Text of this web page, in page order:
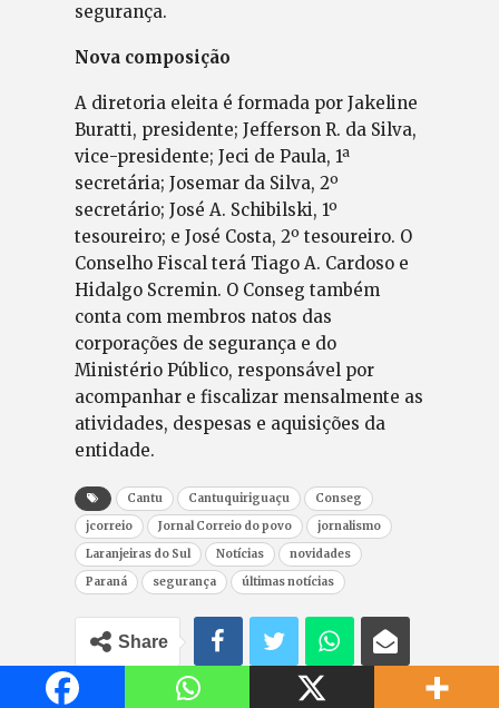
segurança.
Nova composição
A diretoria eleita é formada por Jakeline
Buratti, presidente; Jefferson R. da Silva,
vice-presidente; Jeci de Paula, 1ª
secretária; Josemar da Silva, 2º
secretário; José A. Schibilski, 1º
tesoureiro; e José Costa, 2º tesoureiro. O
Conselho Fiscal terá Tiago A. Cardoso e
Hidalgo Scremin. O Conseg também
conta com membros natos das
corporações de segurança e do
Ministério Público, responsável por
acompanhar e fiscalizar mensalmente as
atividades, despesas e aquisições da
entidade.
Cantu Cantuquiriguaçu
Conseg
jcorreio
Jornal Correio do povo
jornalismo
Laranjeiras do Sul
Notícias
novidades
Paraná
segurança últimas notícias
Share